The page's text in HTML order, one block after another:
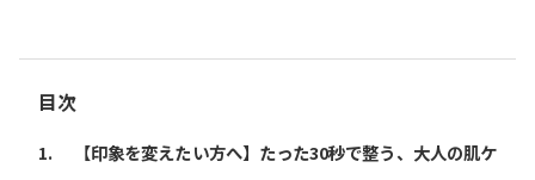
目次
【印象を変えたい方へ】たった30秒で整う、大人の肌ケ